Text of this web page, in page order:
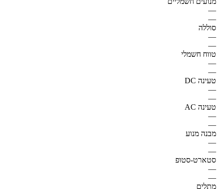
—
—
סוללה
—
—
טווח חשמלי
—
—
טעינה DC
—
—
טעינה AC
—
—
מבנה מנוע
—
—
סטארט-סטופ
—
—
מתלים